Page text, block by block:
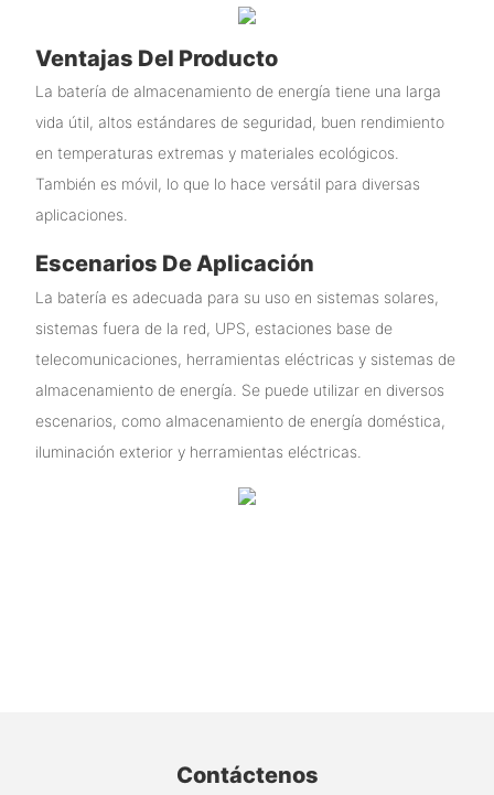
Ventajas Del Producto
La batería de almacenamiento de energía tiene una larga
vida útil, altos estándares de seguridad, buen rendimiento
en temperaturas extremas y materiales ecológicos.
También es móvil, lo que lo hace versátil para diversas
aplicaciones.
Escenarios De Aplicación
La batería es adecuada para su uso en sistemas solares,
sistemas fuera de la red, UPS, estaciones base de
telecomunicaciones, herramientas eléctricas y sistemas de
almacenamiento de energía. Se puede utilizar en diversos
escenarios, como almacenamiento de energía doméstica,
iluminación exterior y herramientas eléctricas.
Contáctenos